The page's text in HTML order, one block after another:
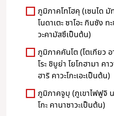
ภูมิภาคโทโฮคุ (เซนได มั
โนดาเตะ ซาโอะ กินซัง ท
วะคามัสซึเป็นต้น)
ภูมิภาคคันโต (โตเกียว
โระ ชิบูย่า โยโกฮามา ค
ฮาริ คาวะโกะเอะเป็นต้น)
ภูมิภาคจูบุ (ภูเขาไฟฟูจิ
โกะ คานาซาวะเป็นต้น)